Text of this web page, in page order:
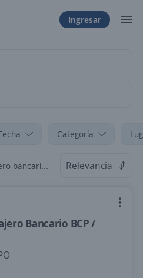
Ingresar
Categoría
en Cusco Relevancia
Bancario BCP /